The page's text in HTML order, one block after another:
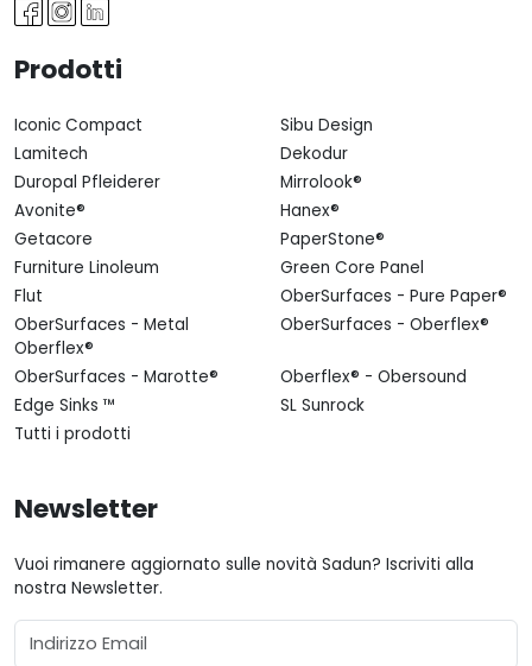
Prodotti
Iconic Compact
Sibu Design
Lamitech
Dekodur
Duropal Pfleiderer
Mirrolook®
Avonite®
Hanex®
Getacore
PaperStone®
Furniture Linoleum
Green Core Panel
Flut
OberSurfaces - Pure Paper®
OberSurfaces - Metal
Oberflex®
OberSurfaces - Oberflex®
OberSurfaces - Marotte®
Oberflex® - Obersound
Edge Sinks ™
SL Sunrock
Tutti i prodotti
Newsletter
Vuoi rimanere aggiornato sulle novità Sadun? Iscriviti alla
nostra Newsletter.
Email